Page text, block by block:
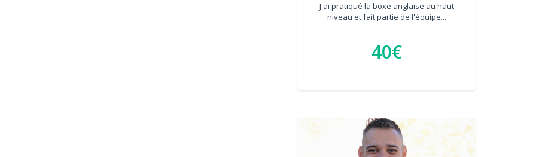
J'ai pratiqué la boxe anglaise au haut
niveau et fait partie de l'équipe...
40€